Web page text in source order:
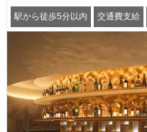
駅から徒歩5分以内 交通費支給